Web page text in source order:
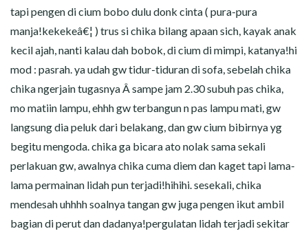
tapi pengen di cium bobo dulu donk cinta ( pura-pura
manja!kekekeâ€¦ ) trus si chika bilang apaan sich, kayak anak
kecil ajah, nanti kalau dah bobok, di cium di mimpi, katanya!hi
mod : pasrah. ya udah gw tidur-tiduran di sofa, sebelah chika
chika ngerjain tugasnya Â sampe jam 2.30 subuh pas chika,
mo matiin lampu, ehhh gw terbangun n pas lampu mati, gw
langsung dia peluk dari belakang, dan gw cium bibirnya yg
begitu mengoda. chika ga bicara ato nolak sama sekali
perlakuan gw, awalnya chika cuma diem dan kaget tapi lama-
lama permainan lidah pun terjadi!hihihi. sesekali, chika
mendesah uhhhh soalnya tangan gw juga pengen ikut ambil
bagian di perut dan dadanya!pergulatan lidah terjadi sekitar